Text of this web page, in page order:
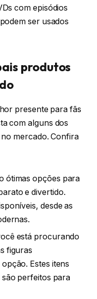
com episódios
ser usados
produtos
presente para fãs
com alguns dos
mercado. Confira
ótimas opções para
e divertido.
desde as
está procurando
figuras
Estes itens
perfeitos para